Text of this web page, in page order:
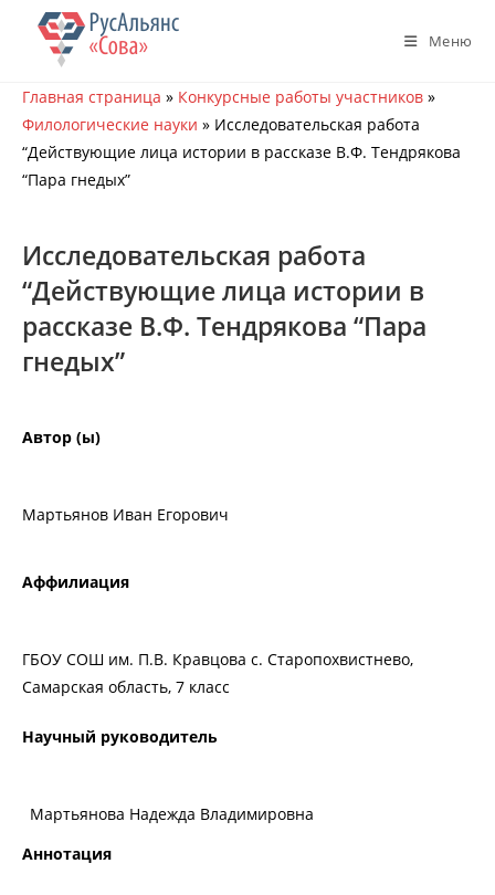
Перейти
содержимому
Меню
Главная страница » Конкурсные работы участников »
Филологические науки » Исследовательская работа
“Действующие лица истории в рассказе В.Ф. Тендрякова
“Пара гнедых”
Исследовательская работа
“Действующие лица истории в
рассказе В.Ф. Тендрякова “Пара
гнедых”
Автор (ы)
Мартьянов Иван Егорович
Аффилиация
ГБОУ СОШ им. П.В. Кравцова с. Старопохвистнево,
Самарская область, 7 класс
Научный руководитель
Мартьянова Надежда Владимировна
Аннотация